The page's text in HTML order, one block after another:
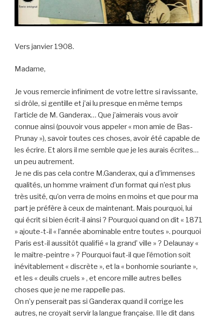
Vers janvier 1908.
Madame,
Je vous remercie infiniment de votre lettre si ravissante,
si drôle, si gentille et j’ai lu presque en même temps
l’article de M. Ganderax… Que j’aimerais vous avoir
connue ainsi (pouvoir vous appeler « mon amie de Bas-
Prunay »), savoir toutes ces choses, avoir été capable de
les écrire. Et alors il me semble que je les aurais écrites…
un peu autrement.
Je ne dis pas cela contre M.Ganderax, qui a d’immenses
qualités, un homme vraiment d’un format qui n’est plus
très usité, qu’on verra de moins en moins et que pour ma
part je préfère à ceux de maintenant. Mais pourquoi, lui
qui écrit si bien écrit-il ainsi ? Pourquoi quand on dit « 1871
» ajoute-t-il « l’année abominable entre toutes ». pourquoi
Paris est-il aussitôt qualifié « la grand’ ville » ? Delaunay «
le maître-peintre » ? Pourquoi faut-il que l’émotion soit
inévitablement « discrète », et la « bonhomie souriante »,
et les « deuils cruels » , et encore mille autres belles
choses que je ne me rappelle pas.
On n’y penserait pas si Ganderax quand il corrige les
autres, ne croyait servir la langue française. Il le dit dans